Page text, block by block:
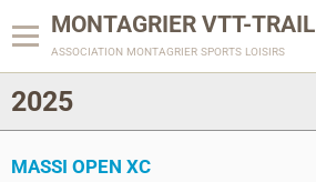
MONTAGRIER VTT-TRAIL
association montagrier sports loisirs
2025
MASSI OPEN XC